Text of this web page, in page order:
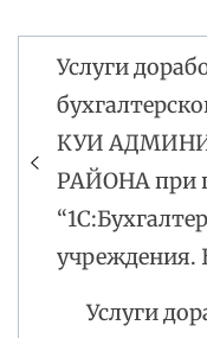
по
записям
Услуги
КУИ
РАЙОНА при
учреждения.
Услуги